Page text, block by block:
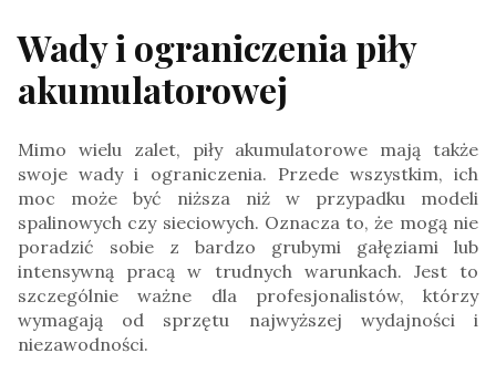
Wady i ograniczenia piły
akumulatorowej
Mimo wielu zalet, piły akumulatorowe mają także
swoje wady i ograniczenia. Przede wszystkim, ich
moc może być niższa niż w przypadku modeli
spalinowych czy sieciowych. Oznacza to, że mogą nie
poradzić sobie z bardzo grubymi gałęziami lub
intensywną pracą w trudnych warunkach. Jest to
szczególnie ważne dla profesjonalistów, którzy
wymagają od sprzętu najwyższej wydajności i
niezawodności.